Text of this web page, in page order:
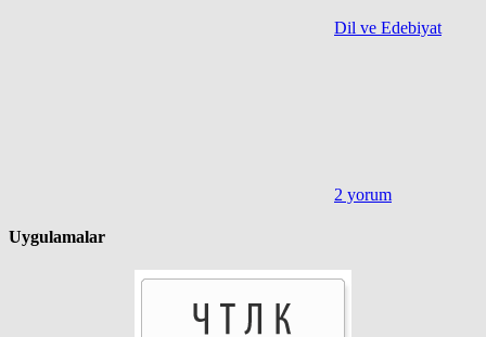
Dil ve Edebiyat
2 yorum
Uygulamalar